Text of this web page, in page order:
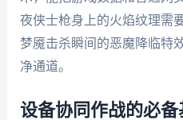
夜侠士枪身上的火焰纹理需
梦魇击杀瞬间的恶魔降临特
净通道。
设备协同作战的必备